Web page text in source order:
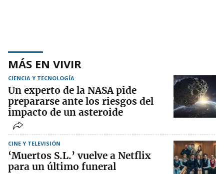
MÁS EN VIVIR
CIENCIA Y TECNOLOGÍA
Un experto de la NASA pide
prepararse ante los riesgos del
impacto de un asteroide
CINE Y TELEVISIÓN
‘Muertos S.L.’ vuelve a Netflix
para un último funeral